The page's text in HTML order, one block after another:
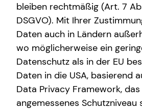
Mittwoch 08:00 -
Donnerstag 08:00 -
Freitag 08:00 -
Samstag
08:00 -
18:00 -
bleiben rechtmäßig (Art. 7
DSGVO). Mit Ihrer
Daten auch in Ländern
wo möglicherweise ein
Datenschutz als in der EU
Daten in die USA, basierend
Data Privacy Framework, das
angemessenes Schutzniveau